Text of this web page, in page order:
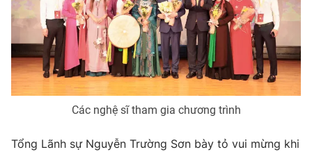
VTV Money VTV Thể thao
VTV Sức khoẻ Bất động sản
Thị trường 24h Tấm lòng Việt
VTV4 Vươn mình bằng AI
Các nghệ sĩ tham gia chương trình
Tổng Lãnh sự Nguyễn Trường Sơn bày tỏ vui mừng khi